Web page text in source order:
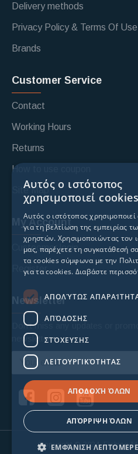
Delivery methods
Privacy Policy & Terms Of Use
Brands
Customer Service
Contact
Working Hours
Returns
How to use coupon
Site Map
My Account
Custoomer login
Register
Newsletter
Don't miss any updates or
newsletter.
Copyright © 2024, Fishing
Αυτός ο ιστότοπος
χρησιμοποιεί cookies
Αυτός ο ιστότοπος
για τη βελτίωση της εμπειρίας
χρηστών. Χρησιμοποιώντας τον
μας, παρέχετε τη συγκατάθεσή
τα cookies σύμφωνα με την
για τα cookies. Διαβάστε
ΑΠΟΛΎΤΩΣ
ΑΠΌΔΟΣΗΣ
ΣΤΌΧΕΥΣΗΣ
ΛΕΙΤΟΥΡΓΙΚΌΤΗΤΑΣ
ΑΠΟΔΟΧΉ ΌΛΩΝ
ΑΠΌΡΡΙΨΗ ΌΛΩΝ
ΕΜΦΆΝΙΣΗ